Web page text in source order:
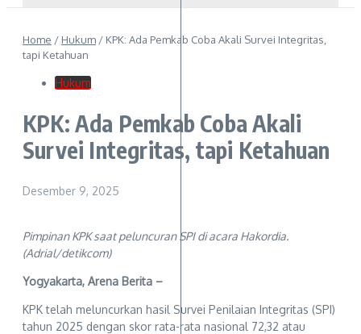
Home / Hukum / KPK: Ada Pemkab Coba Akali Survei Integritas,
tapi Ketahuan
Hukum
KPK: Ada Pemkab Coba Akali
Survei Integritas, tapi Ketahuan
Desember 9, 2025
Pimpinan KPK saat peluncuran SPI di acara Hakordia.
(Adrial/detikcom)
Yogyakarta, Arena Berita –
KPK telah meluncurkan hasil Survei Penilaian Integritas (SPI)
tahun 2025 dengan skor rata-rata nasional 72,32 atau